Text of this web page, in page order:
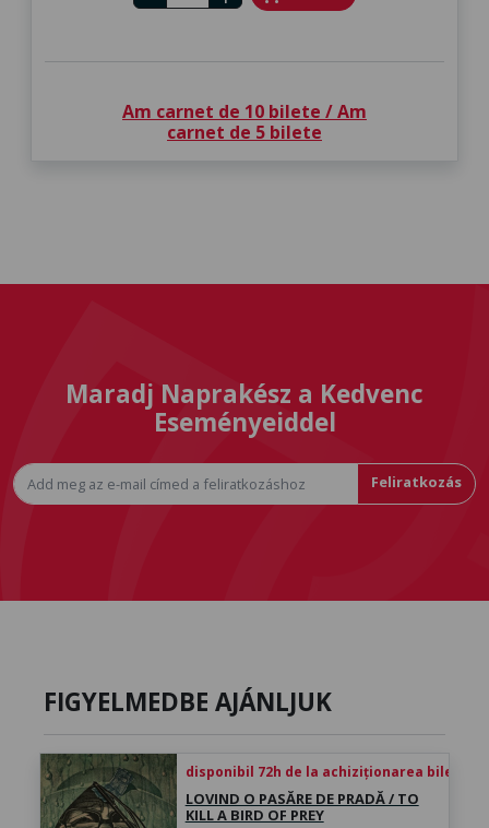
Am carnet de 10 bilete / Am
carnet de 5 bilete
Maradj Naprakész a Kedvenc
Eseményeiddel
Feliratkozás
FIGYELMEDBE AJÁNLJUK
disponibil 72h de la achiziționarea biletului
LOVIND O PASĂRE DE PRADĂ / TO
KILL A BIRD OF PREY